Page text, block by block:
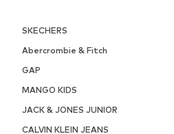
SKECHERS
Abercrombie & Fitch
GAP
MANGO KIDS
JACK & JONES JUNIOR
CALVIN KLEIN JEANS